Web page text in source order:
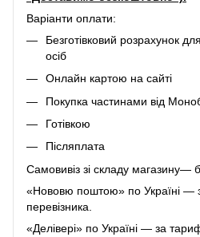
Варіанти оплати:
Безготівковий розрахунок
осіб
Онлайн картою на сайті
Покупка частинами від
Готівкою
Післяплата
Самовивіз зі складу магазину—
«Нововю поштою» по Україні —
перевізника.
«Делівері» по Україні — за